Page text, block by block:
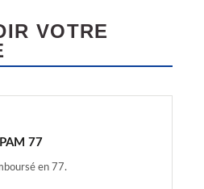
VOTRE
77
en 77.